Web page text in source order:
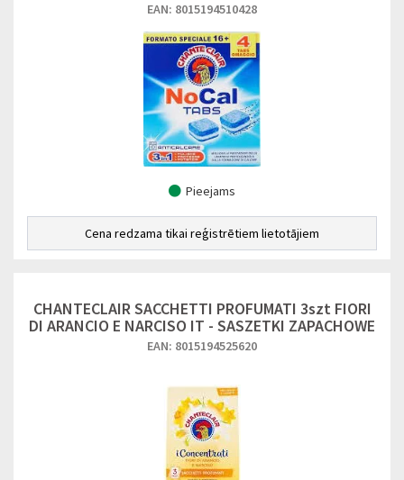
EAN: 8015194510428
Pieejams
Cena redzama tikai reģistrētiem lietotājiem
CHANTECLAIR SACCHETTI PROFUMATI 3szt FIORI
DI ARANCIO E NARCISO IT - SASZETKI ZAPACHOWE
EAN: 8015194525620